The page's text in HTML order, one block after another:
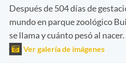
Después de 504 días de
mundo en parque zoológico
se llama y cuánto pesó al
Ver galería de imágenes